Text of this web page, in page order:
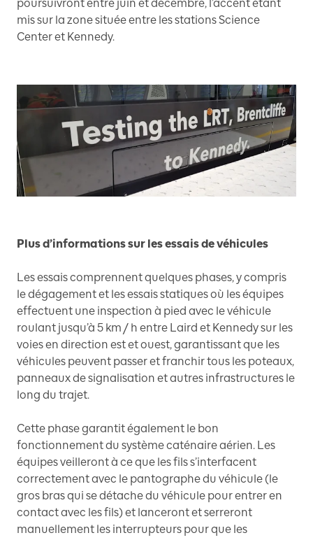
poursuivront entre juin et décembre, l’accent étant
mis sur la zone située entre les stations Science
Center et Kennedy.
Plus d’informations sur les essais de véhicules
Les essais comprennent quelques phases, y compris
le dégagement et les essais statiques où les équipes
effectuent une inspection à pied avec le véhicule
roulant jusqu’à 5 km / h entre Laird et Kennedy sur les
voies en direction est et ouest, garantissant que les
véhicules peuvent passer et franchir tous les poteaux,
panneaux de signalisation et autres infrastructures le
long du trajet.
Cette phase garantit également le bon
fonctionnement du système caténaire aérien. Les
équipes veilleront à ce que les fils s’interfacent
correctement avec le pantographe du véhicule (le
gros bras qui se détache du véhicule pour entrer en
contact avec les fils) et lanceront et serreront
manuellement les interrupteurs pour que les